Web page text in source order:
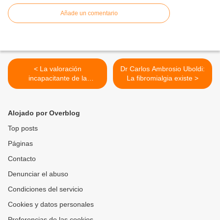
Añade un comentario
< La valoración
incapacitante de la
fibromialgia y del síndrome
el judicial
Dr Carlos Ambrosio Uboldi:
La fibromialgia existe >
Alojado por Overblog
Top posts
Páginas
Contacto
Denunciar el abuso
Condiciones del servicio
Cookies y datos personales